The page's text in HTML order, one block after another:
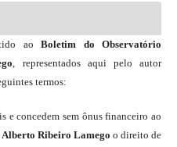
aoBoletim do Observatório
, representados aqui pelo autor
termos:
e concedem sem ônus financeiro ao
Alberto Ribeiro Lamegoo direito de